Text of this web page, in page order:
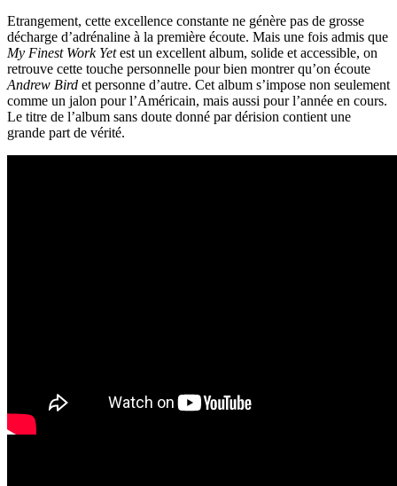
Etrangement, cette excellence constante ne génère pas de grosse
décharge d’adrénaline à la première écoute. Mais une fois admis que
My Finest Work Yetest un excellent album, solide et accessible, on
retrouve cette touche personnelle pour bien montrer qu’on écoute
Andrew Bird et personne d’autre. Cet album s’impose non seulement
comme un jalon pour l’Américain, mais aussi pour l’année en cours.
Le titre de l’album sans doute donné par dérision contient une
grande part de vérité.